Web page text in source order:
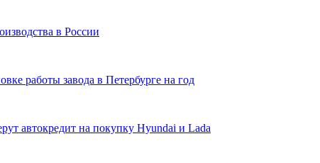
в России
работы завода в Петербурге на год
автокредит на покупку Hyundai и Lada